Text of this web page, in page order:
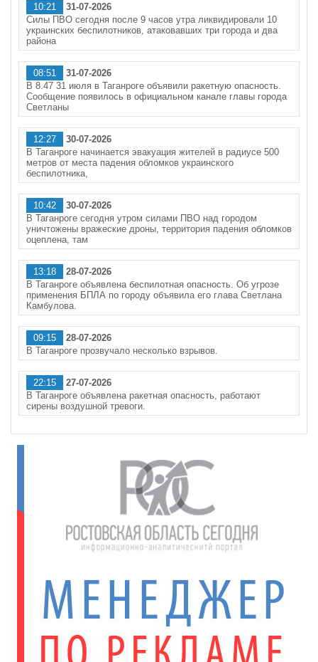
10:21
31-07-2026
Силы ПВО сегодня после 9 часов утра ликвидировали 10
украинских беспилотников, атаковавших три города и два
района
08:51
31-07-2026
В 8.47 31 июля в Таганроге объявили ракетную опасность.
Сообщение появилось в официальном канале главы города
Светланы
12:27
30-07-2026
В Таганроге начинается эвакуация жителей в радиусе 500
метров от места падения обломков украинского
беспилотника,
10:42
30-07-2026
В Таганроге сегодня утром силами ПВО над городом
уничтожены вражеские дроны, территория падения обломков
оцеплена, там
13:18
28-07-2026
В Таганроге объявлена беспилотная опасность. Об угрозе
применения БПЛА по городу объявила его глава Светлана
Камбулова.
09:15
28-07-2026
В Таганроге прозвучало несколько взрывов.
22:15
27-07-2026
В Таганроге объявлена ракетная опасность, работают
сирены воздушной тревоги.